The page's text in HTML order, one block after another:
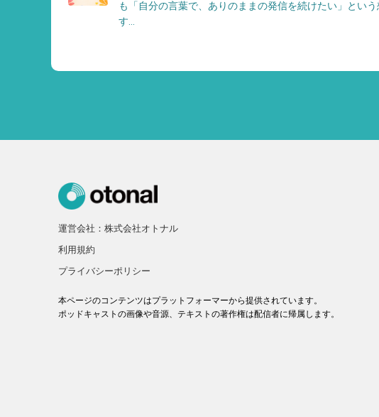
も「自分の言葉で、ありのままの発信を続けたい」とい
す...
運営会社：株式会社オトナル
利用規約
プライバシーポリシー
本ページのコンテンツはプラットフォーマーから提供されています。
ポッドキャストの画像や音源、テキストの著作権は配信者に帰属します。